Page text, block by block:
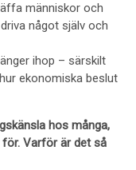
människor och
något själv och
ihop – särskilt
ekonomiska beslut
hos många,
Varför är det så